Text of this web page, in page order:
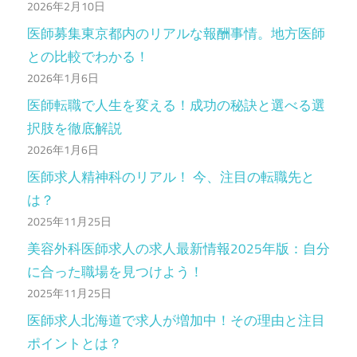
2026年2月10日
医師募集東京都内のリアルな報酬事情。地方医師
との比較でわかる！
2026年1月6日
医師転職で人生を変える！成功の秘訣と選べる選
択肢を徹底解説
2026年1月6日
医師求人精神科のリアル！ 今、注目の転職先と
は？
2025年11月25日
美容外科医師求人の求人最新情報2025年版：自分
に合った職場を見つけよう！
2025年11月25日
医師求人北海道で求人が増加中！その理由と注目
ポイントとは？